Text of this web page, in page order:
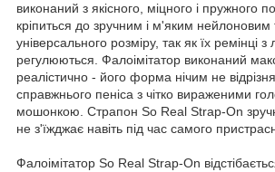
виконаний з якісного, міцного і пружного
кріпиться до зручним і м'яким нейлоновим
універсального розміру, так як їх ремінці з
регулюються. Фалоімітатор виконаний
реалістично - його форма нічим не
справжнього пеніса з чітко вираженими
мошонкою. Страпон So Real Strap-On
не з'їжджає навіть під час самого
Фалоімітатор So Real Strap-On